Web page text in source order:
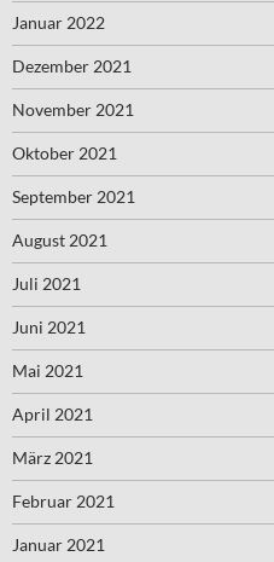
Januar 2022
Dezember 2021
November 2021
Oktober 2021
September 2021
August 2021
Juli 2021
Juni 2021
Mai 2021
April 2021
März 2021
Februar 2021
Januar 2021